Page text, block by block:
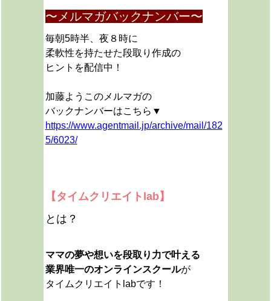
〜メルマガバックナンバー〜
毎朝5時半、夜８時に
柔軟性を持たせた段取り作成の
ヒントを配信中！
加藤ようこのメルマガの
バックナンバーはこちら▼
https://www.agentmail.jp/archive/mail/182
5/6023/
【タイムクリエイトlab】
とは？
ママの夢や想いを段取り力で叶える
業界唯一のオンラインスクールが
タイムクリエイトlabです！